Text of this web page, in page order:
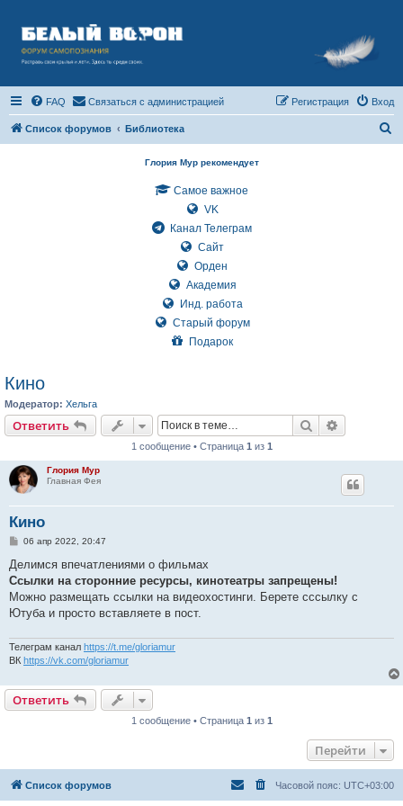
FAQ Связаться с администрацией Вход
Регистрация
Список форумов Библиотека
Глория Мур рекомендует
Самое важное
VK
Канал Телеграм
Сайт
Орден
Академия
Инд. работа
Старый форум
Подарок
Кино
Модератор: Хельга
Ответить Поиск
1 сообщение • Страница 1 из 1
Глория Мур
Главная Фея
Кино
С
о
щ
е
и
06 апр 2022, 20:47
Делимся впечатлениями о фильмах
Ссылки на сторонние ресурсы, кинотеатры запрещены!
Можно размещать ссылки на видеохостинги. Берете сссылку с
Ютуба и просто вставляете в пост.
Телеграм канал https://t.me/gloriamur
ВК https://vk.com/gloriamur
Ответить
1 сообщение • Страница 1 из 1
Перейти
Список форумов Часовой пояс: UTC+03:00